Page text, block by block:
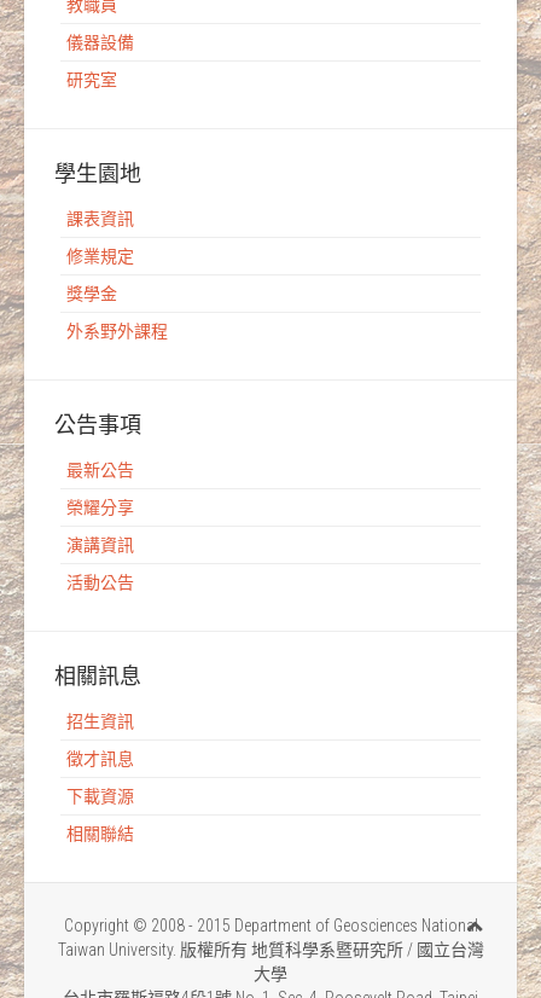
教職員
儀器設備
研究室
學生園地
課表資訊
修業規定
獎學金
外系野外課程
公告事項
最新公告
榮耀分享
演講資訊
活動公告
相關訊息
招生資訊
徵才訊息
下載資源
相關聯結
Copyright © 2008 - 2015 Department of Geosciences National
Taiwan University. 版權所有 地質科學系暨研究所 / 國立台灣
大學